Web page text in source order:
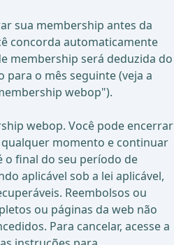
sua membership antes da
concorda automaticamente
membership será deduzida do
o mês seguinte (veja a
webop").
webop. Você pode encerrar
momento e continuar
o final do seu período de
aplicável sob a lei aplicável,
Reembolsos ou
ou páginas da web não
Para cancelar, acesse a